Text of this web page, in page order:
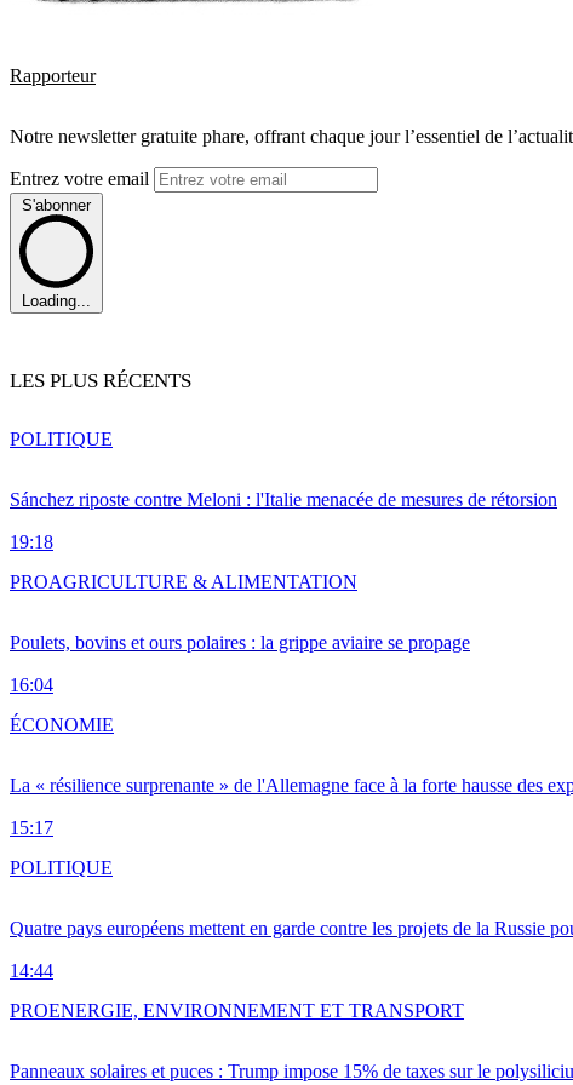
Rapporteur
Notre newsletter gratuite phare, offrant chaque jour l’essentiel de
Entrez votre email
S'abonner
Loading...
LES PLUS RÉCENTS
Sánchez riposte contre Meloni : l'Italie menacée de mesures de rétorsion
19:18
POLITIQUE
Poulets, bovins et ours polaires : la grippe aviaire se propage
16:04
PROAGRICULTURE & ALIMENTATION
La « résilience surprenante » de l'Allemagne face à la forte hausse des
15:17
ÉCONOMIE
Quatre pays européens mettent en garde contre les projets de la Russie
14:44
POLITIQUE
Panneaux solaires et puces : Trump impose 15% de taxes sur le
PROENERGIE, ENVIRONNEMENT ET TRANSPORT